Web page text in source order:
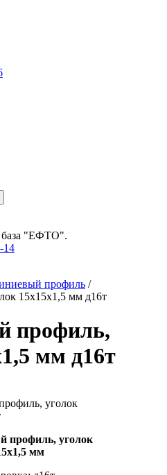
база "ЕФТО".
14
профиль /
15х15х1,5 мм д16т
профиль,
мм д16т
профиль, уголок
мм